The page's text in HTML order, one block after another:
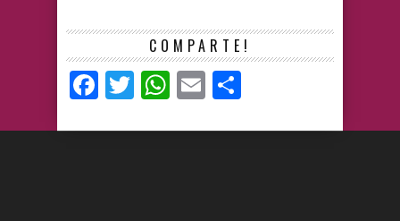
COMPARTE!
Facebook
TwitterWhatsApp
Email